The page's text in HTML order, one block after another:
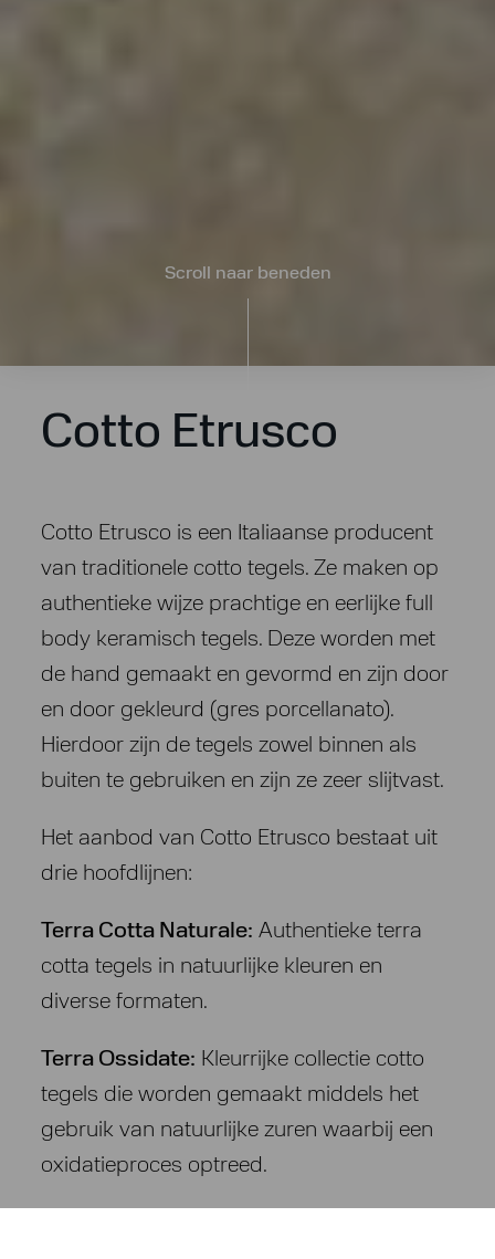
Scroll naar beneden
Cotto Etrusco
Cotto Etrusco is een Italiaanse producent
van traditionele cotto tegels. Ze maken op
authentieke wijze prachtige en eerlijke full
body keramisch tegels. Deze worden met
de hand gemaakt en gevormd en zijn door
en door gekleurd (gres porcellanato).
Hierdoor zijn de tegels zowel binnen als
buiten te gebruiken en zijn ze zeer slijtvast.
Het aanbod van Cotto Etrusco bestaat uit
drie hoofdlijnen:
Terra Cotta Naturale: Authentieke terra
cotta tegels in natuurlijke kleuren en
diverse formaten.
Terra Ossidate: Kleurrijke collectie cotto
tegels die worden gemaakt middels het
gebruik van natuurlijke zuren waarbij een
oxidatieproces optreed.